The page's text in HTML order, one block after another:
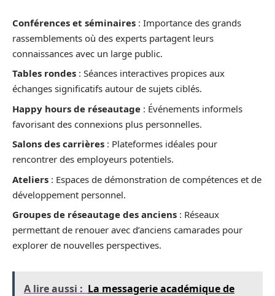
Conférences et séminaires : Importance des grands
rassemblements où des experts partagent leurs
connaissances avec un large public.
Tables rondes : Séances interactives propices aux
échanges significatifs autour de sujets ciblés.
Happy hours de réseautage : Événements informels
favorisant des connexions plus personnelles.
Salons des carrières : Plateformes idéales pour
rencontrer des employeurs potentiels.
Ateliers : Espaces de démonstration de compétences et de
développement personnel.
Groupes de réseautage des anciens : Réseaux
permettant de renouer avec d’anciens camarades pour
explorer de nouvelles perspectives.
A lire aussi : La messagerie académique de